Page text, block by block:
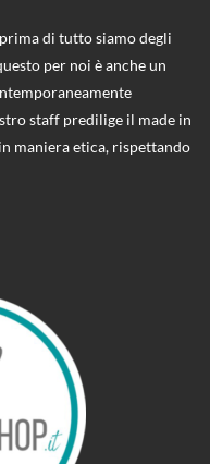
di tutto siamo degli
per noi è anche un
staff predilige il made in
maniera etica, rispettando